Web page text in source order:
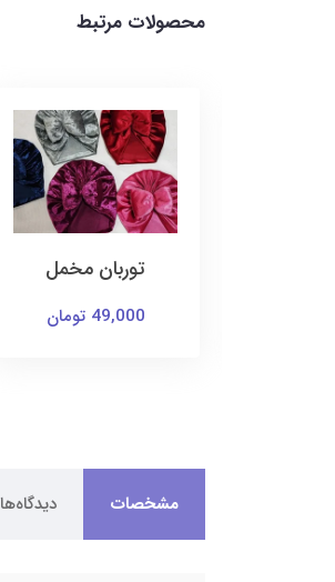
محصولات مرتبط
توربان مخمل
49,000 تومان
مشخصات دیدگاه‌ها